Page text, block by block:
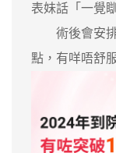
表妹話「一覺
術後會安排
點，有咩唔舒